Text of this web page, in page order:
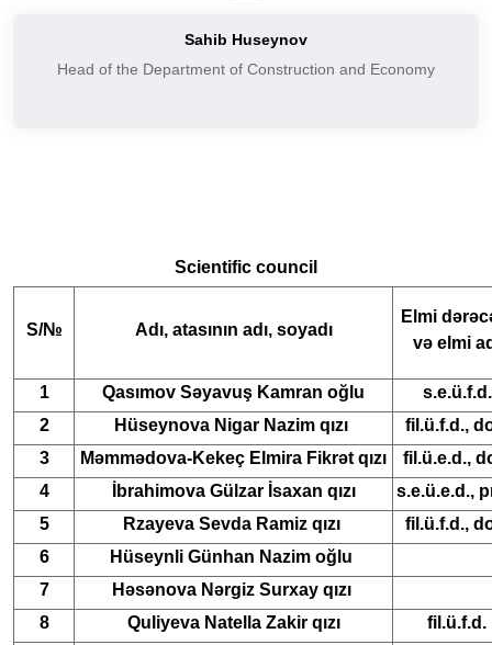
Sahib Huseynov
Head of the Department of Construction and Economy
Scientific council
S/№ Adı, atasının adı, soyadı
Elmi
və elmi
1 Qasımov Səyavuş Kamran oğlu
s.e.ü.f.d.
2
Hüseynova Nigar Nazim qızı
fil.ü.f.d.,
3
Məmmədova-Kekeç Elmira Fikrət qızı
fil.ü.e.d.,
4
İbrahimova Gülzar İsaxan qızı
s.e.ü.e.d.,
5
Rzayeva Sevda Ramiz qızı
fil.ü.f.d.,
6
Hüseynli Günhan Nazim oğlu
7
Həsənova Nərgiz Surxay qızı
8
Quliyeva Natella Zakir qızı fil.ü.f.d.